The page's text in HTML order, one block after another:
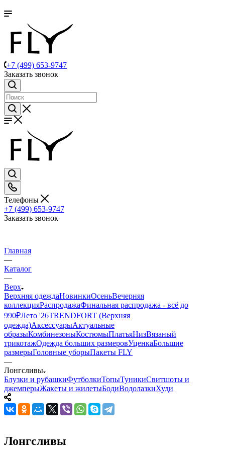
+7 (499) 653-9747
Заказать звонок
Телефоны
+7 (499) 653-9747
Заказать звонок
Главная
—
Каталог
—
Верх
Верхняя одеждаНовинкиОсеньВечерняя
коллекцияРаспродажаФинальная распродажа - всё до
990₽Лето '26TRENDFORT (Верхняя
одежда)АксессуарыАктуальные
образыКомбинезоныКостюмыПлатьяНизВязаный
трикотажОдежда больших размеровУценкаБольшие
размерыГоловные уборыПакеты FLY
—
Лонгсливы
Блузки и рубашкиФутболкиТопыТуникиСвитшоты и
джемперыЖакеты и жилетыБодиВодолазкиХуди
Лонгсливы